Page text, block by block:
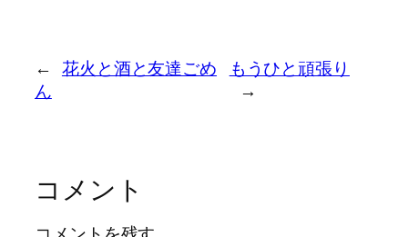
←
花火と酒と友達ごめ
ん
もうひと頑張り
→
コメント